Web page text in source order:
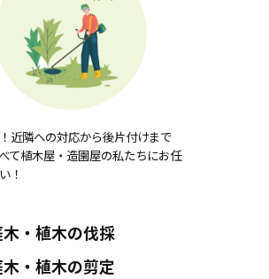
近隣への対応から後片付けまで
て植木屋・造園屋の私たちにお任
！
木・植木の伐採
木・植木の剪定